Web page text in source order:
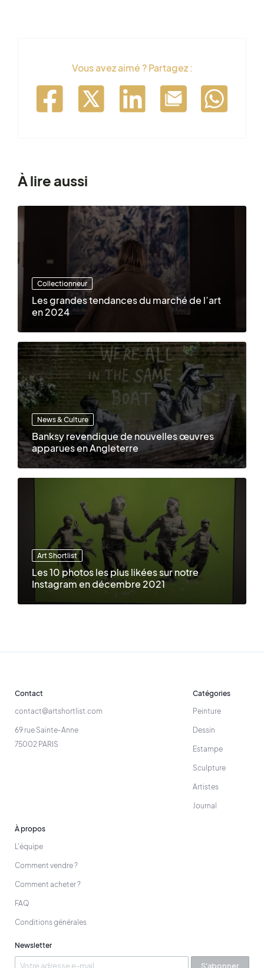
Vous avez aimé ? Partagez :
À lire aussi
Collectionneur
Les grandes tendances du marché de l’art
en 2024
News & Culture
Banksy revendique de nouvelles œuvres
apparues en Angleterre
Art Shortlist
Les 10 photos les plus likées sur notre
Instagram en décembre 2021
Contact
contact@artshortlist.com
69 rue Sainte-Anne
75002 PARIS
Catégories
Peinture
Dessin
Estampe
Sculpture
Artistes
Journal
À propos
L'équipe
Comment vendre ?
Comment acheter ?
FAQ
Conditions générales
Newsletter
S'abonner